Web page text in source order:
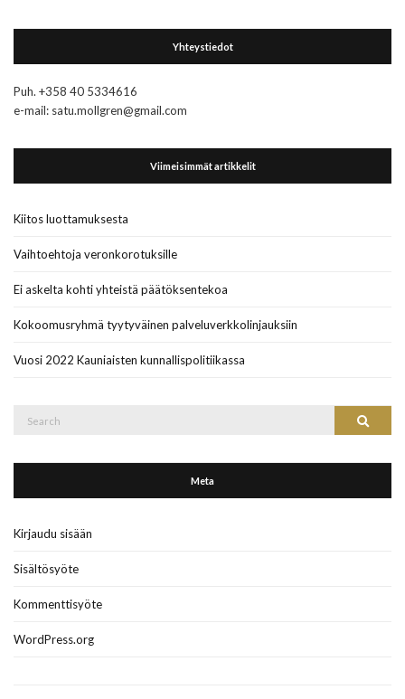
Yhteystiedot
Puh. +358 40 5334616
e-mail: satu.mollgren@gmail.com
Viimeisimmät artikkelit
Kiitos luottamuksesta
Vaihtoehtoja veronkorotuksille
Ei askelta kohti yhteistä päätöksentekoa
Kokoomusryhmä tyytyväinen palveluverkkolinjauksiin
Vuosi 2022 Kauniaisten kunnallispolitiikassa
Search
Meta
Kirjaudu sisään
Sisältösyöte
Kommenttisyöte
WordPress.org